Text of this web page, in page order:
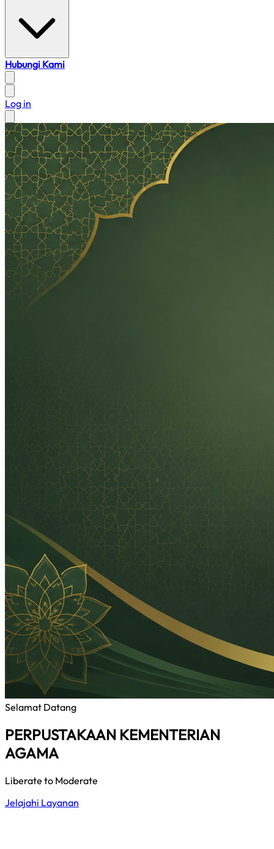
Hubungi Kami
Log in
Selamat Datang
PERPUSTAKAAN KEMENTERIAN
AGAMA
Liberate to Moderate
Jelajahi Layanan